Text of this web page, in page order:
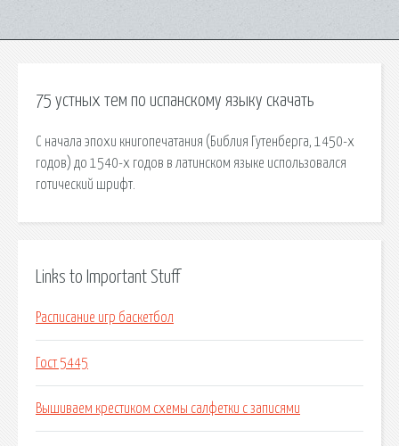
75 устных тем по испанскому языку скачать
С начала эпохи книгопечатания (Библия Гутенберга, 1450-х
годов) до 1540-х годов в латинском языке использовался
готический шрифт.
Links to Important Stuff
Расписание игр баскетбол
Гост 5445
Вышиваем крестиком схемы салфетки с записями